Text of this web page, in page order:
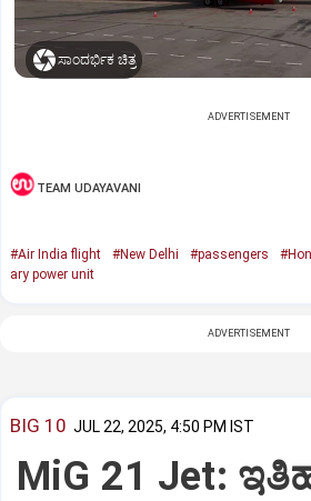
ಸಾಂದರ್ಭಿಕ ಚಿತ್ರ
ADVERTISEMENT
TEAM UDAYAVANI
#Air India flight #New Delhi #passengers
ary power unit
ADVERTISEMENT
BIG 10 JUL 22, 2025, 4:50 PM IST
MiG 21 Jet: